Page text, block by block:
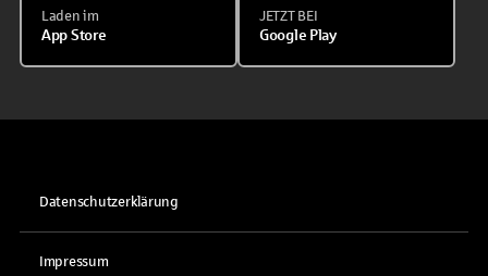
Laden im
App Store
JETZT BEI
Google Play
Datenschutzerklärung
Impressum